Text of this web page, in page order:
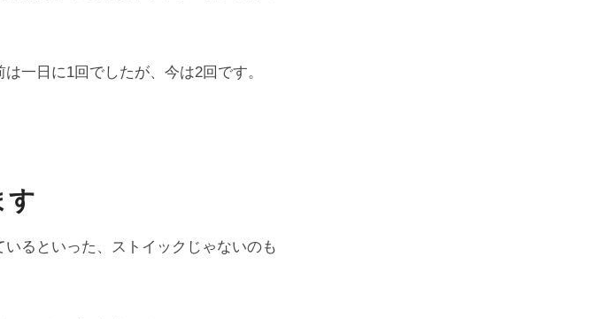
一日に1回でしたが、今は2回です。
す
るといった、ストイックじゃないのも